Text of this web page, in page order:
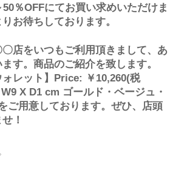
％OFFにてお買い求めいただけま
お待ちしております。
店をいつもご利用頂きまして、あ
す。商品のご紹介を致します。
レット】Price: ￥10,260(税
X D1 cm ゴールド・ベージュ・
ご用意しております。ぜひ、店頭
！